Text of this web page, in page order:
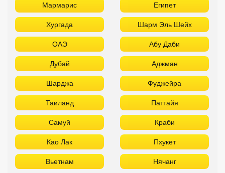
Мармарис Египет
Хургада Шарм Эль Шейх
ОАЭ Абу Даби
Дубай Аджман
Шарджа Фуджейра
Таиланд Паттайя
Самуй Краби
Као Лак Пхукет
Вьетнам Нячанг